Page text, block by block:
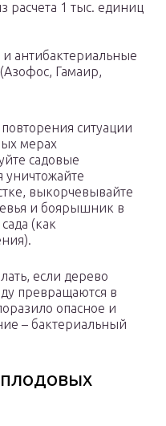
расчета 1 тыс. единиц
антибактериальные
Гамаир,
ситуации
мерах
садовые
уничтожайте
выкорчевывайте
и боярышник в
(как
если дерево
превращаются в
опасное и
– бактериальный